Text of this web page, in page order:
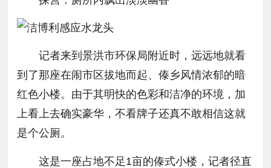
记者来到景洪市环保局附近时，远远地就看
到了那座在闹市区拔地而起、傣乡风情浓郁的暗
红色小楼。由于其明快的色彩和洁净的环境，加
上看上去确实豪华，不看牌子还真不敢相信这就
是个公厕。
这是一座占地不足1亩的傣式小楼，记者径直